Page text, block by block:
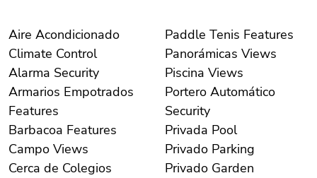
Aire Acondicionado
Climate Control
Alarma Security
Armarios Empotrados
Features
Barbacoa Features
Campo Views
Cerca de Colegios
Paddle Tenis Features
Panorámicas Views
Piscina Views
Portero Automático
Security
Privada Pool
Privado Parking
Privado Garden